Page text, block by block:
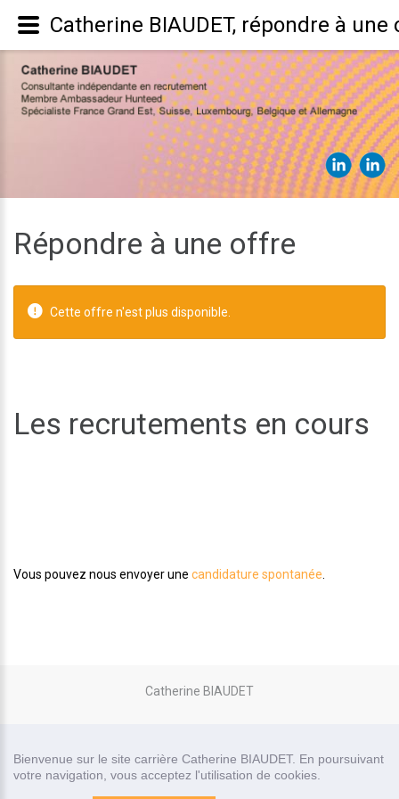
Bienvenue sur le site carrière Catherine BIAUDET. En poursuivant
votre navigation, vous acceptez l'utilisation de cookies.
Répondre à une offre
Cette offre n'est plus disponible.
Les recrutements en cours
Vous pouvez nous envoyer une candidature spontanée
Catherine BIAUDET
Recrutor, logiciel de recrutement
Catherine BIAUDET, répondre à